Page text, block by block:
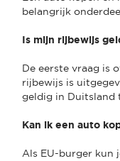
belangrijk
Is mijn rijbewijs
De eerste vraag is
rijbewijs is
geldig in Duitsland
Kan ik een auto
Als EU-burger kun